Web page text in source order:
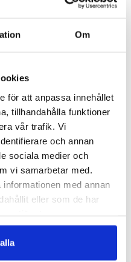
Om
för att anpassa innehållet
tillhandahålla funktioner
vår trafik. Vi
och annan
sociala medier och
vi samarbetar med.
med annan
eller som de har
Bra för hud & leder
279 kr 349 kr
LÄGG I VARUKORGEN